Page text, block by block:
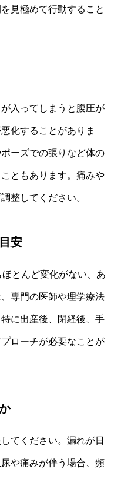
見極めて行動すること
入ってしまうと腹圧が
化することがありま
ーズでの張りなど体の
ともあります。痛みや
整してください。
安
とんど変化がない、あ
専門の医師や理学療法
に出産後、閉経後、手
ローチが必要なことが
てください。漏れが日
や痛みが伴う場合、頻